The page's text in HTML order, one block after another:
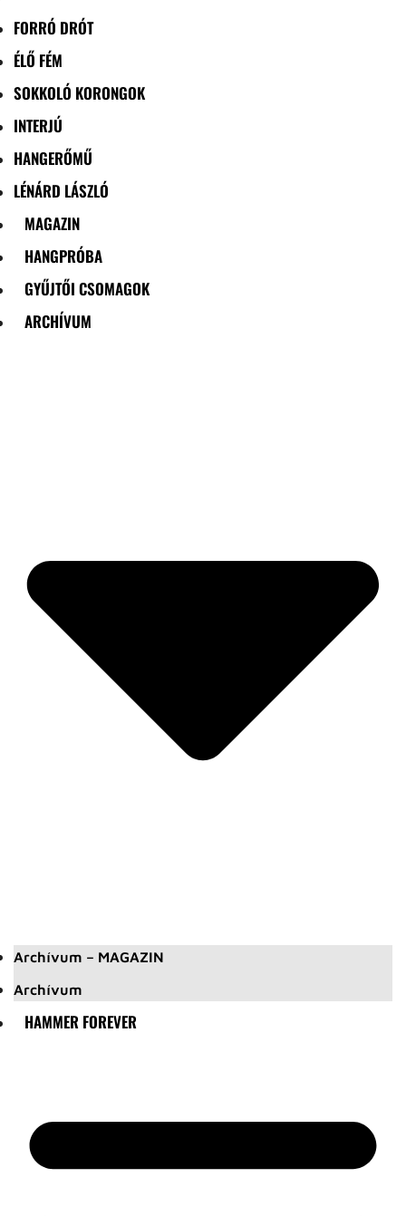
FORRÓ DRÓT
ÉLŐ FÉM
SOKKOLÓ KORONGOK
INTERJÚ
HANGERŐMŰ
LÉNÁRD LÁSZLÓ
MAGAZIN
HANGPRÓBA
GYŰJTŐI CSOMAGOK
ARCHÍVUM
Archívum – MAGAZIN
Archívum
HAMMER FOREVER